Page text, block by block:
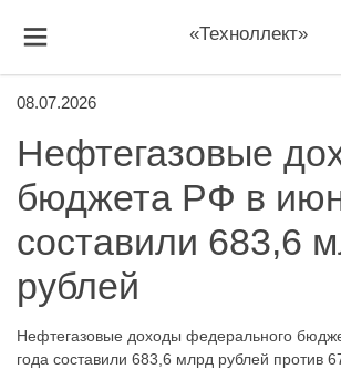
«Техноллект»
08.07.2026
Нефтегазовые
бюджета РФ в
составили 683,6
рублей
Нефтегазовые доходы федерального
года составили 683,6 млрд рублей против